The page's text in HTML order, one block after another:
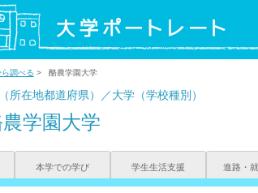
ら調べる > 酪農学園大学
所在地都道府県）／大学（学校種別）
学園大学
本学での学び 学生生活支援 進路・